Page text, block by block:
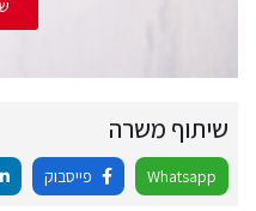
שיתוף משרה
Whatsapp פייסבוק